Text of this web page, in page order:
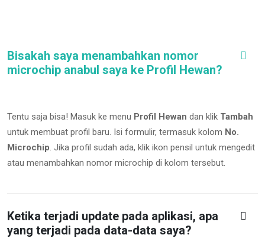
Bisakah saya menambahkan nomor
microchip anabul saya ke Profil Hewan?
Tentu saja bisa! Masuk ke menu Profil Hewan dan klik Tambah
untuk membuat profil baru. Isi formulir, termasuk kolom No.
Microchip. Jika profil sudah ada, klik ikon pensil untuk mengedit
atau menambahkan nomor microchip di kolom tersebut.
Ketika terjadi update pada aplikasi, apa
yang terjadi pada data-data saya?